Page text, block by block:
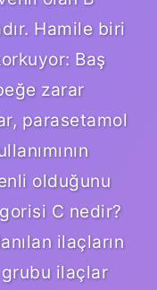
Hamile biri
Baş
zarar
parasetamol
olduğunu
C nedir?
ilaçların
ilaçlar